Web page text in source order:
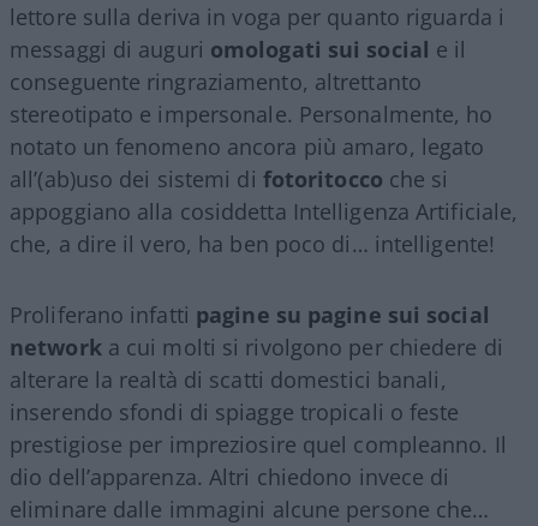
lettore sulla deriva in voga per quanto riguarda i
messaggi di auguri omologati sui social e il
conseguente ringraziamento, altrettanto
stereotipato e impersonale. Personalmente, ho
notato un fenomeno ancora più amaro, legato
all’(ab)uso dei sistemi di fotoritocco che si
appoggiano alla cosiddetta Intelligenza Artificiale,
che, a dire il vero, ha ben poco di… intelligente!
Proliferano infatti pagine su pagine sui social
networka cui molti si rivolgono per chiedere di
alterare la realtà di scatti domestici banali,
inserendo sfondi di spiagge tropicali o feste
prestigiose per impreziosire quel compleanno. Il
dio dell’apparenza. Altri chiedono invece di
eliminare dalle immagini alcune persone che…